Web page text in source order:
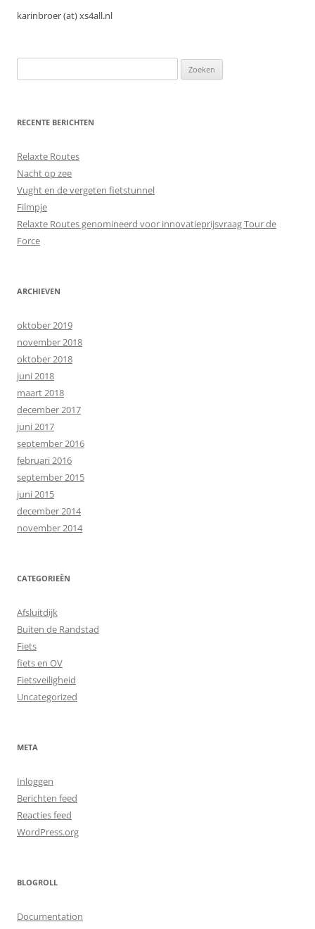
karinbroer (at) xs4all.nl
naar:
RECENTE BERICHTEN
Relaxte Routes
Nacht op zee
Vught en de vergeten fietstunnel
Filmpje
Relaxte Routes genomineerd voor innovatieprijsvraag Tour de
Force
ARCHIEVEN
oktober 2019
november 2018
oktober 2018
juni 2018
maart 2018
december 2017
juni 2017
september 2016
februari 2016
september 2015
juni 2015
december 2014
november 2014
CATEGORIEËN
Afsluitdijk
Buiten de Randstad
Fiets
fiets en OV
Fietsveiligheid
Uncategorized
META
Inloggen
Berichten feed
Reacties feed
WordPress.org
BLOGROLL
Documentation